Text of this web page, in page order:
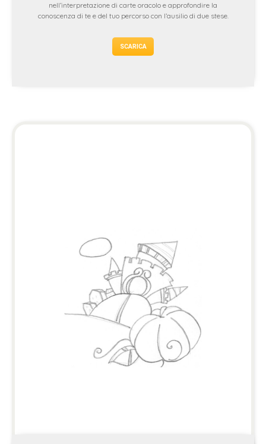
nell’interpretazione di carte oracolo e approfondire la
conoscenza di te e del tuo percorso con l’ausilio di due stese.
SCARICA